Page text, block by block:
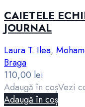
CAIETELE
JOURNAL
Laura T. Ilea,
Braga
110,00 lei
Adaugă în coșVezi
Adaugă în coș